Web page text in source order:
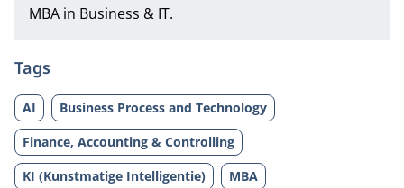
MBA in Business & IT.
Tags
AI
Business Process and Technology
Finance, Accounting & Controlling
KI (Kunstmatige Intelligentie)
MBA